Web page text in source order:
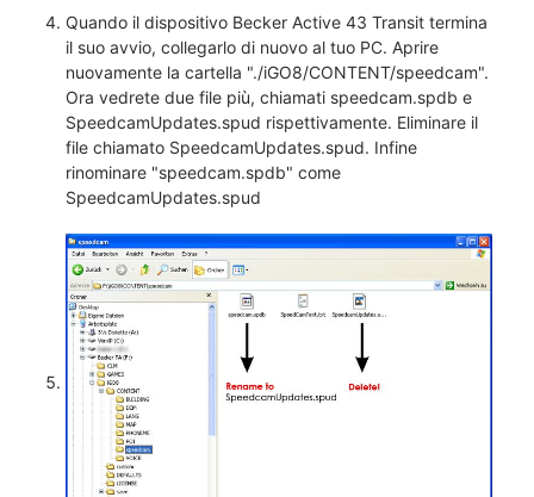
Quando il dispositivo Becker Active 43 Transit termina
il suo avvio, collegarlo di nuovo al tuo PC. Aprire
nuovamente la cartella "./iGO8/CONTENT/speedcam".
Ora vedrete due file più, chiamati speedcam.spdb e
SpeedcamUpdates.spud rispettivamente. Eliminare il
file chiamato SpeedcamUpdates.spud. Infine
rinominare "speedcam.spdb" come
SpeedcamUpdates.spud